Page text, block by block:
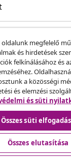
megfelelő
és hirdetések
felkínálásához és
a közösségi
és elemzési
és süti
Összes süti
Összes elutasítása